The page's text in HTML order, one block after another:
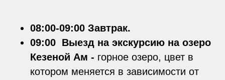
08:00-09:00 Завтрак.
09:00 Выезд на экскурсию на озеро
Кезеной Ам - горное озеро, цвет в
котором меняется в зависимости от